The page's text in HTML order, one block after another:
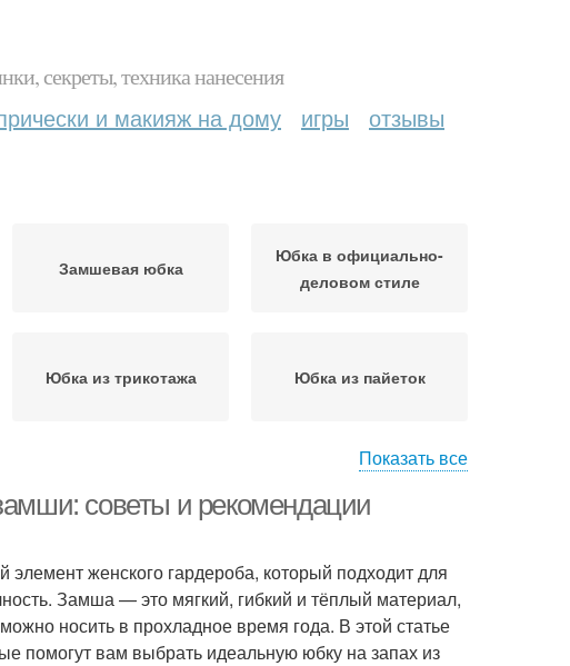
секреты, техника нанесения
и макияж на дому игры отзывы
Замшевая юбка
Юбка в официально-
деловом стиле
Юбка из трикотажа Юбка из пайеток
Показать все
советы и рекомендации
женского гардероба, который подходит для
Замша — это мягкий, гибкий и тёплый материал,
носить в прохладное время года. В этой статье
помогут вам выбрать идеальную юбку на запах из